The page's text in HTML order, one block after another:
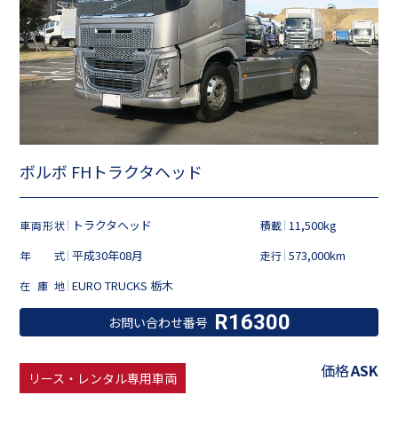
ボルボ FHトラクタヘッド
車両形状 トラクタヘッド 積載 11,500kg
年式 平成30年08月 走行 573,000km
在庫地 EURO TRUCKS 栃木
お問い合わせ番号 R16300
リース・レンタル専用車両 価格ASK